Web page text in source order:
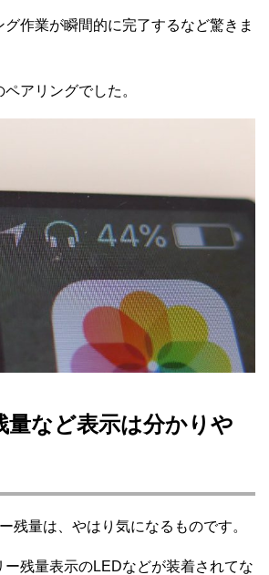
作業が瞬間的に完了するなど驚きま
アリングでした。
量など表示は分かりや
残量は、やはり気になるものです。
残量表示のLEDなどが装着されてな